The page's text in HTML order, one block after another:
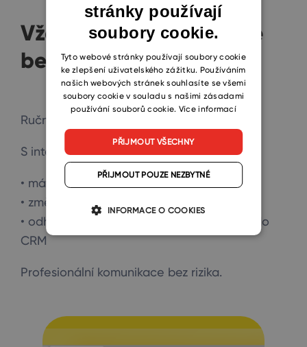
Vždy aktuální databáze
bez chyb
Ruční práce s kontakty vede k chybám.
S integrací:
• máte vždy aktuální data
• změny se propisují obousměrně
• odhlášení se automaticky zapisuje zpět do
CRM
Profesionální komunikace bez rizika.
ENGLISH
CZECH
SLOVAK
stránky používají
soubory cookie.
Tyto webové stránky používají soubory cookie
ke zlepšení uživatelského zážitku. Používáním
našich webových stránek souhlasíte se všemi
soubory cookie v souladu s našimi zásadami
používání souborů cookie. Více informací
PŘIJMOUT VŠECHNY
PŘIJMOUT POUZE NEZBYTNÉ
INFORMACE O COOKIES